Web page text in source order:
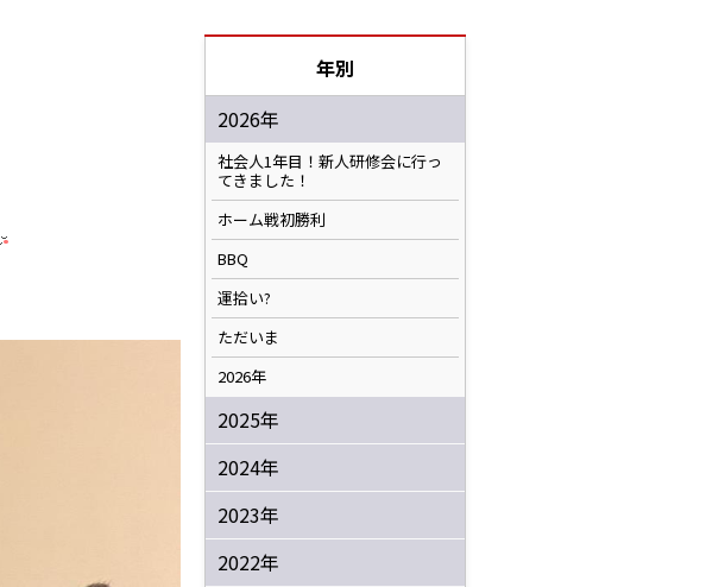
年別
2026年
社会人1年目！新人研修会に行っ
てきました！
ホーム戦初勝利
BBQ
運拾い?
ただいま
2026年
2025年
2024年
2023年
2022年